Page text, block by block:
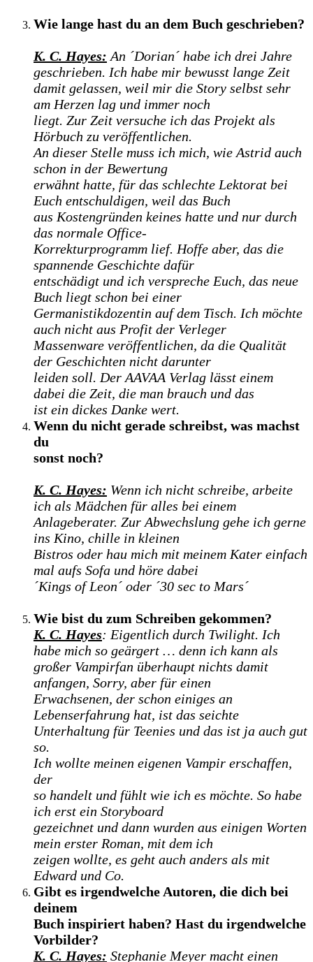
Wie lange hast du an dem Buch geschrieben?
K. C. Hayes: An ´Dorian´ habe ich drei Jahre
geschrieben. Ich habe mir bewusst lange Zeit
damit gelassen, weil mir die Story selbst sehr
am Herzen lag und immer noch
liegt. Zur Zeit versuche ich das Projekt als
Hörbuch zu veröffentlichen.
An dieser Stelle muss ich mich, wie Astrid auch
schon in der Bewertung
erwähnt hatte, für das schlechte Lektorat bei
Euch entschuldigen, weil das Buch
aus Kostengründen keines hatte und nur durch
das normale Office-
Korrekturprogramm lief. Hoffe aber, das die
spannende Geschichte dafür
entschädigt und ich verspreche Euch, das neue
Buch liegt schon bei einer
Germanistikdozentin auf dem Tisch. Ich möchte
auch nicht aus Profit der Verleger
Massenware veröffentlichen, da die Qualität
der Geschichten nicht darunter
leiden soll. Der AAVAA Verlag lässt einem
dabei die Zeit, die man brauch und das
ist ein dickes Danke wert.
Wenn du nicht gerade schreibst, was machst
du
sonst noch?
K. C. Hayes: Wenn ich nicht schreibe, arbeite
ich als Mädchen für alles bei einem
Anlageberater. Zur Abwechslung gehe ich gerne
ins Kino, chille in kleinen
Bistros oder hau mich mit meinem Kater einfach
mal aufs Sofa und höre dabei
´Kings of Leon´ oder ´30 sec to Mars´
Wie bist du zum Schreiben gekommen?
K. C. Hayes: Eigentlich durch Twilight. Ich
habe mich so geärgert … denn ich kann als
großer Vampirfan überhaupt nichts damit
anfangen, Sorry, aber für einen
Erwachsenen, der schon einiges an
Lebenserfahrung hat, ist das seichte
Unterhaltung für Teenies und das ist ja auch gut
so.
Ich wollte meinen eigenen Vampir erschaffen,
der
so handelt und fühlt wie ich es möchte. So habe
ich erst ein Storyboard
gezeichnet und dann wurden aus einigen Worten
mein erster Roman, mit dem ich
zeigen wollte, es geht auch anders als mit
Edward und Co.
Gibt es irgendwelche Autoren, die dich bei
deinem
Buch inspiriert haben? Hast du irgendwelche
Vorbilder?
K. C. Hayes: Stephanie Meyer macht einen